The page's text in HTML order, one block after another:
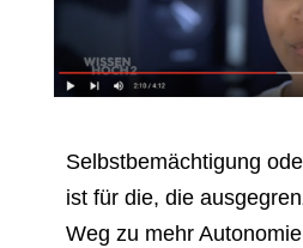
Selbstbemächtigung
ist für die, die
Weg zu mehr